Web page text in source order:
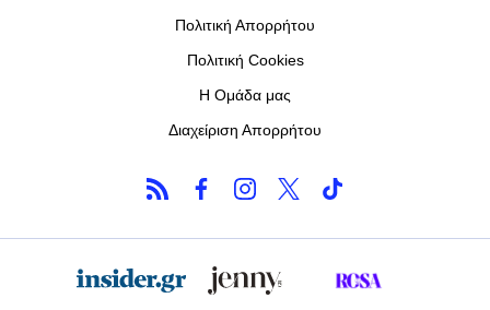
Πολιτική Απορρήτου
Πολιτική Cookies
Η Ομάδα μας
Διαχείριση Απορρήτου